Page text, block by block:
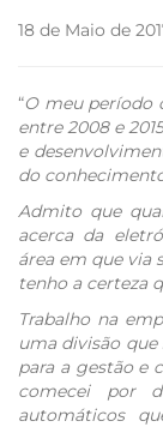
18 de Maio de
“O meu período
entre 2008 e
e
do
Admito que
acerca da
área em que via
tenho a certeza
Trabalho na
uma divisão
para a gestão e
comecei por
automáticos